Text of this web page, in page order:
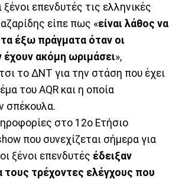
επενδυτές τις ελληνικές
είπε πως «είναι λάθος να
έξω πράγματα όταν οι
ακόμη ωριμάσει»,
το ΔΝΤ για την στάση που έχει
του AQR και η οποία
σπέκουλα.
στο 12ο Ετήσιο
που συνεχίζεται σήμερα για
ξένοι επενδυτές έδειξαν
τους τρέχοντες ελέγχους που